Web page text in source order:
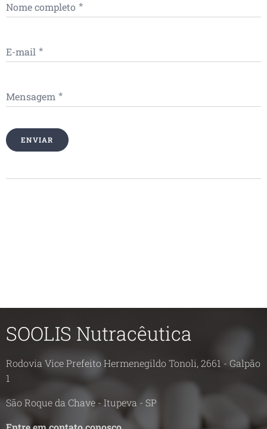
Nome completo
E-mail
Mensagem
ENVIAR
SOOLIS Nutracêutica
Rodovia Vice Prefeito Hermenegildo Tonoli, 2661 - Galpão
1
São Roque da Chave - Itupeva - SP